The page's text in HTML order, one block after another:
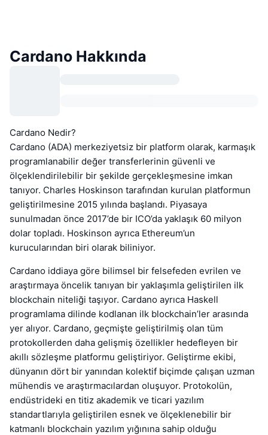
Cardano Hakkında
Cardano Nedir?
Cardano (ADA) merkeziyetsiz bir platform olarak, karmaşık
programlanabilir değer transferlerinin güvenli ve
ölçeklendirilebilir bir şekilde gerçekleşmesine imkan
tanıyor. Charles Hoskinson tarafından kurulan platformun
geliştirilmesine 2015 yılında başlandı. Piyasaya
sunulmadan önce 2017’de bir ICO’da yaklaşık 60 milyon
dolar topladı. Hoskinson ayrıca Ethereum’un
kurucularından biri olarak biliniyor.
Cardano iddiaya göre bilimsel bir felsefeden evrilen ve
araştırmaya öncelik tanıyan bir yaklaşımla geliştirilen ilk
blockchain niteliği taşıyor. Cardano ayrıca Haskell
programlama dilinde kodlanan ilk blockchain’ler arasında
yer alıyor. Cardano, geçmişte geliştirilmiş olan tüm
protokollerden daha gelişmiş özellikler hedefleyen bir
akıllı sözleşme platformu geliştiriyor. Geliştirme ekibi,
dünyanın dört bir yanından kolektif biçimde çalışan uzman
mühendis ve araştırmacılardan oluşuyor. Protokolün,
endüstrideki en titiz akademik ve ticari yazılım
standartlarıyla geliştirilen esnek ve ölçeklenebilir bir
katmanlı blockchain yazılım yığınına sahip olduğu